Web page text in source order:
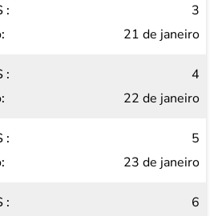
3
21 de janeiro
4
22 de janeiro
5
23 de janeiro
6